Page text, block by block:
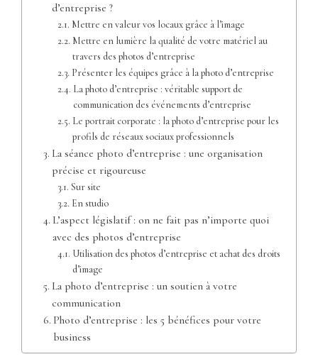
d’entreprise ?
Mettre en valeur vos locaux grâce à l’image
Mettre en lumière la qualité de votre matériel au
travers des photos d’entreprise
Présenter les équipes grâce à la photo d’entreprise
La photo d’entreprise : véritable support de
communication des événements d’entreprise
Le portrait corporate : la photo d’entreprise pour les
profils de réseaux sociaux professionnels
La séance photo d’entreprise : une organisation
précise et rigoureuse
Sur site
En studio
L’aspect législatif : on ne fait pas n’importe quoi
avec des photos d’entreprise
Utilisation des photos d’entreprise et achat des droits
d’image
La photo d’entreprise : un soutien à votre
communication
Photo d’entreprise : les 5 bénéfices pour votre
business